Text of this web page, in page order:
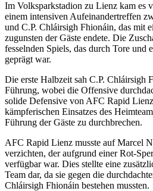
Im Volksparkstadion zu Lienz kam es
einem intensiven Aufeinandertreffen
und C.P. Chláirsigh Fhionáin, das mit
zugunsten der Gäste endete. Die
fesselnden Spiels, das durch Tore und
geprägt war.
Die erste Halbzeit sah C.P. Chláirsigh
Führung, wobei die Offensive
solide Defensive von AFC Rapid
kämpferischen Einsatzes des
Führung der Gäste zu durchbrechen.
AFC Rapid Lienz musste auf Marcel
verzichten, der aufgrund einer Rot-
verfügbar war. Dies stellte eine
Team dar, da sie gegen die
Chláirsigh Fhionáin bestehen mussten.